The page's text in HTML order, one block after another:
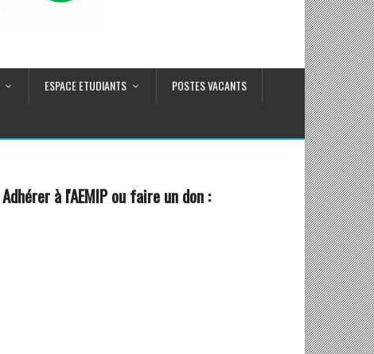
ESPACE ETUDIANTS POSTES VACANTS
Adhérer à l'AEMIP ou faire un don :